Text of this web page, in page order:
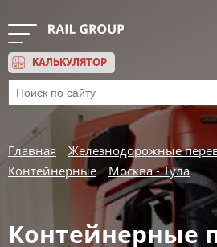
КАЛЬКУЛЯТОР
Главная
Железнодорожные
Контейнерные
Москва - Тула
Контейнерные